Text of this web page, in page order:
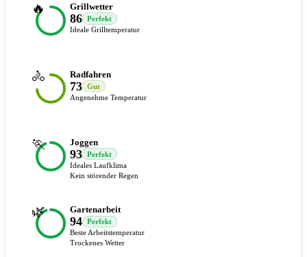
🔥 Grillwetter
86
Perfekt
Ideale Grilltemperatur
🚴 Radfahren
73
Gut
Angenehme Temperatur
🏃 Joggen
93
Perfekt
Ideales Laufklima
Kein störender Regen
🌿 Gartenarbeit
94
Perfekt
Beste Arbeitstemperatur
Trockenes Wetter